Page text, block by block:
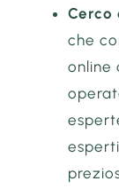
Cerco
che
online